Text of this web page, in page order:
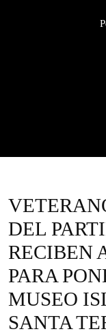
DEL
RECIBEN
PARA
MUSEO
SANTA